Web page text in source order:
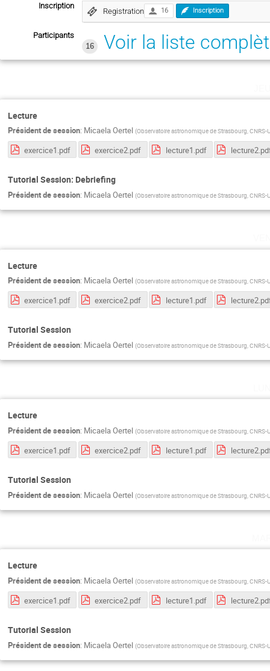
Inscription
Registration 16 Inscription
Participants
16
Voir la liste
Lecture
Président de session: Micaela Oertel (Observatoire astronomique de Strasbourg, CNRS-
exercice1.pdf exercice2.pdf lecture1.pdf
Tutorial Session: Debriefing
Président de session: Micaela Oertel (Observatoire astronomique de Strasbourg, CNRS-
Lecture
Président de session: Micaela Oertel (Observatoire astronomique de Strasbourg, CNRS-
exercice1.pdf exercice2.pdf lecture1.pdf
Tutorial Session
Président de session: Micaela Oertel (Observatoire astronomique de Strasbourg, CNRS-
Lecture
Président de session: Micaela Oertel (Observatoire astronomique de Strasbourg, CNRS-
exercice1.pdf exercice2.pdf lecture1.pdf
Tutorial Session
Président de session: Micaela Oertel (Observatoire astronomique de Strasbourg, CNRS-
Lecture
Président de session: Micaela Oertel (Observatoire astronomique de Strasbourg, CNRS-
exercice1.pdf exercice2.pdf lecture1.pdf
Tutorial Session
Président de session: Micaela Oertel (Observatoire astronomique de Strasbourg, CNRS-